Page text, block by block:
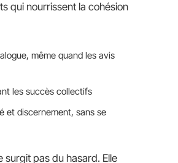
qui nourrissent la cohésion
même quand les avis
les succès collectifs
et discernement, sans se
surgit pas du hasard. Elle